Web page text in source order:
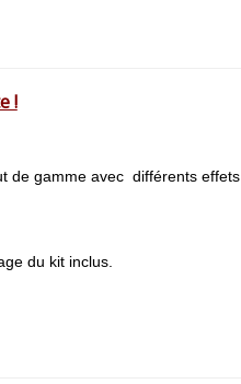
!
de gamme avec différents effets
du kit inclus.